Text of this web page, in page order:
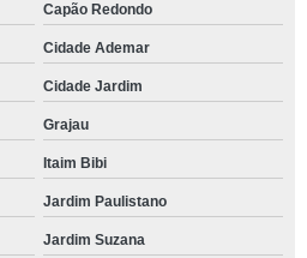
Capão Redondo
Cidade Ademar
Cidade Jardim
Grajau
Itaim Bibi
Jardim Paulistano
Jardim Suzana